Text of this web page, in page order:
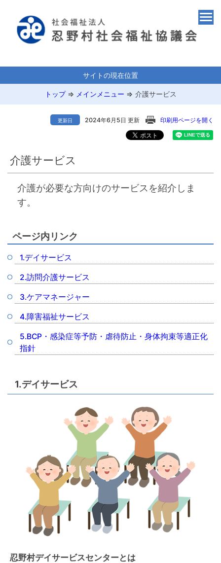
サイトの現在位置
トップ⇒ メインメニュー ⇒ 介護サービス
更新日 2024年6月5日 更新 印刷用ページを開く
介護サービス
介護が必要な方向けのサービスを紹介しま
す。
ページ内リンク
1.デイサービス
2.訪問介護サービス
3.ケアマネージャー
4.障害福祉サービス
5.BCP・感染症等予防・虐待防止・身体拘束等適正化
指針
1.デイサービス
忍野村デイサービスセンターとは